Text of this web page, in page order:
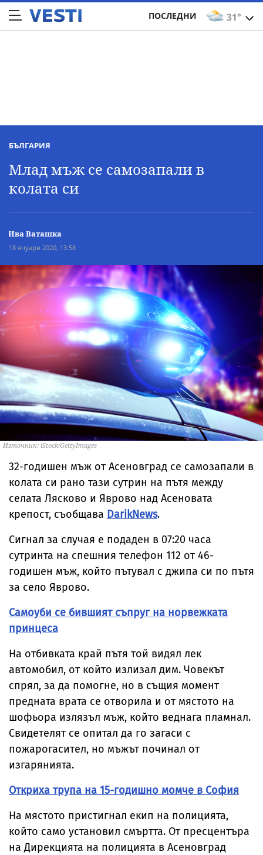
31°
ПОСЛЕДНИ
БЪЛГАРИЯ
Млад мъж се самозапали в
колата си
Ива Ваташка
18 януари 2020, 13:58
Източник: iStock/GettyImages
32-годишен мъж от Асеновград се самозапали в
колата си рано тази сутрин на пътя между
селата Лясково и Яврово над Асеновата
крепост, съобщава DarikNews.
Сигнал за случая е подаден в 07:20 часа
сутринта на спешния телефон 112 от 46-
годишен мъж, който пътувал с джипа си по пътя
за село Яврово.
Самоуби се бившият съпруг на норвежката
принцеса
На отбивката край пътя той видял лек
автомобил, от който излизал дим. Човекът
спрял, за да помогне, но в същия момент
предната врата се отворила и от мястото на
шофьора излязъл мъж, който веднага пламнал.
Свидетелят се опитал да го загаси с
пожарогасител, но мъжът починал от
изгарянията.
Откриха трупа на 15-годишно момче в София
На мястото пристигнал екип на полицията,
който само установил смъртта. От пресцентъра
на Дирекцията на полицията в Асеновград